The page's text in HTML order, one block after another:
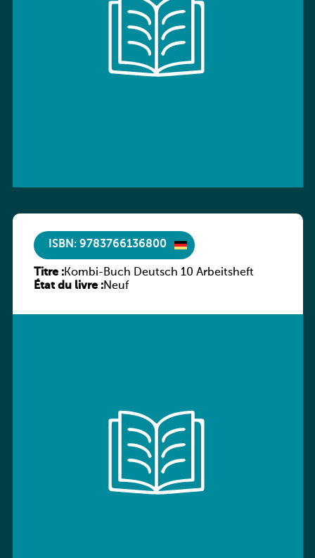
ISBN: 9783766136800
Titre :Kombi-Buch Deutsch 10 Arbeitsheft
État du livre :Neuf